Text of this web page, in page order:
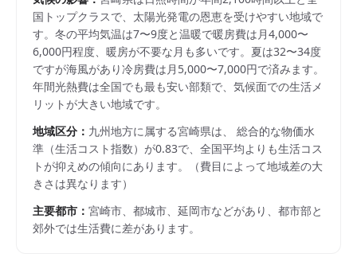
国トップクラスで、太陽光発電の恩恵を受けやすい地域で
す。冬の平均気温は7〜9度と温暖で暖房費は月4,000〜
6,000円程度、暖房が不要な月も多いです。夏は32〜34度
ですが海風があり冷房費は月5,000〜7,000円で済みます。
年間光熱費は全国でも最も安い部類で、気候面での生活メ
リットが大きい地域です。
地域区分： 九州地方に属する宮崎県は、 総合的な物価水
準（生活コスト指数）が0.83で、 全国平均よりも生活コス
トが抑えめの傾向にあります。
（費目によって地域差の大
きさは異なります）
主要都市： 宮崎市、都城市、延岡市などがあり、都市部と
郊外では生活費に差があります。